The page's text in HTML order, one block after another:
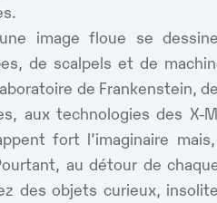
image floue se
de scalpels et de
de Frankenstein,
aux technologies des X-
fort l’imaginaire
au détour de
des objets curieux,